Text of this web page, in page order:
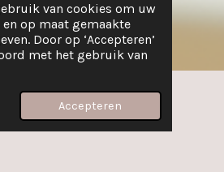
van cookies om uw
op maat gemaakte
Door op ‘Accepteren’
met het gebruik van
Accepteren
E-mailadres